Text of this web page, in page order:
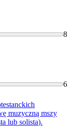
8
6
muzyczną mszy
lub solista).